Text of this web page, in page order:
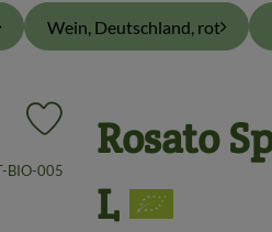
Wein, Deutschland, rot
Rosato
L
Produkt zu Favouriten hinzufügen
BIO-005